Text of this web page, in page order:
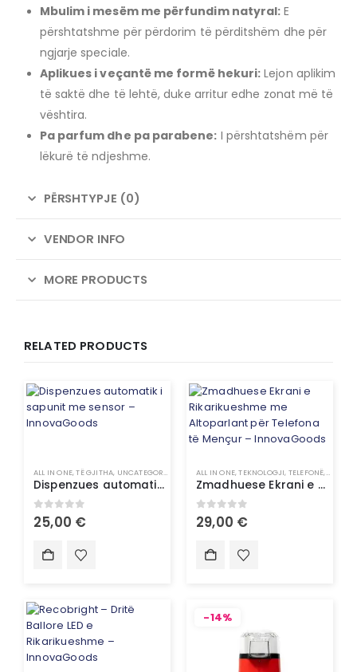
Mbulim i mesëm me përfundim natyral: E
përshtatshme për përdorim të përditshëm dhe për
ngjarje speciale.
Aplikues i veçantë me formë hekuri: Lejon aplikim
të saktë dhe të lehtë, duke arritur edhe zonat më të
vështira.
Pa parfum dhe pa parabene: I përshtatshëm për
lëkurë të ndjeshme.
PËRSHTYPJE (0)
VENDOR INFO
MORE PRODUCTS
RELATED PRODUCTS
ALL IN ONE,TË GJITHA, UNCATEGORIZED
Dispenzues automatik i sapunit me sensor – InnovaGoods
0 out of 5
25,00 €
ALL IN ONE,TEKNOLOGJI, TELEFONË,
Zmadhuese Ekrani e Rikarikueshme me Altoparlant për Telefona të Mençur – InnovaGoods
0out of 5
29,00 €
-14%